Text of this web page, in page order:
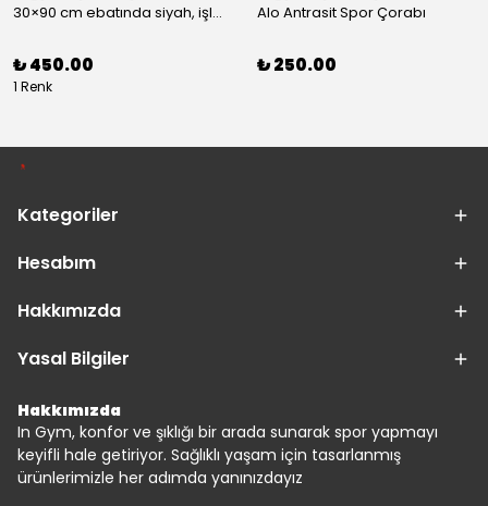
30×90 cm ebatında siyah, işlemeli spor havlusu
₺ 450.00
1 Renk
Alo Antrasit Spor Çorabı
₺ 250.00
Kategoriler
Hesabım
Hakkımızda
Yasal Bilgiler
Hakkımızda
In Gym, konfor ve şıklığı bir arada sunarak spor yapmayı
keyifli hale getiriyor. Sağlıklı yaşam için tasarlanmış
ürünlerimizle her adımda yanınızdayız